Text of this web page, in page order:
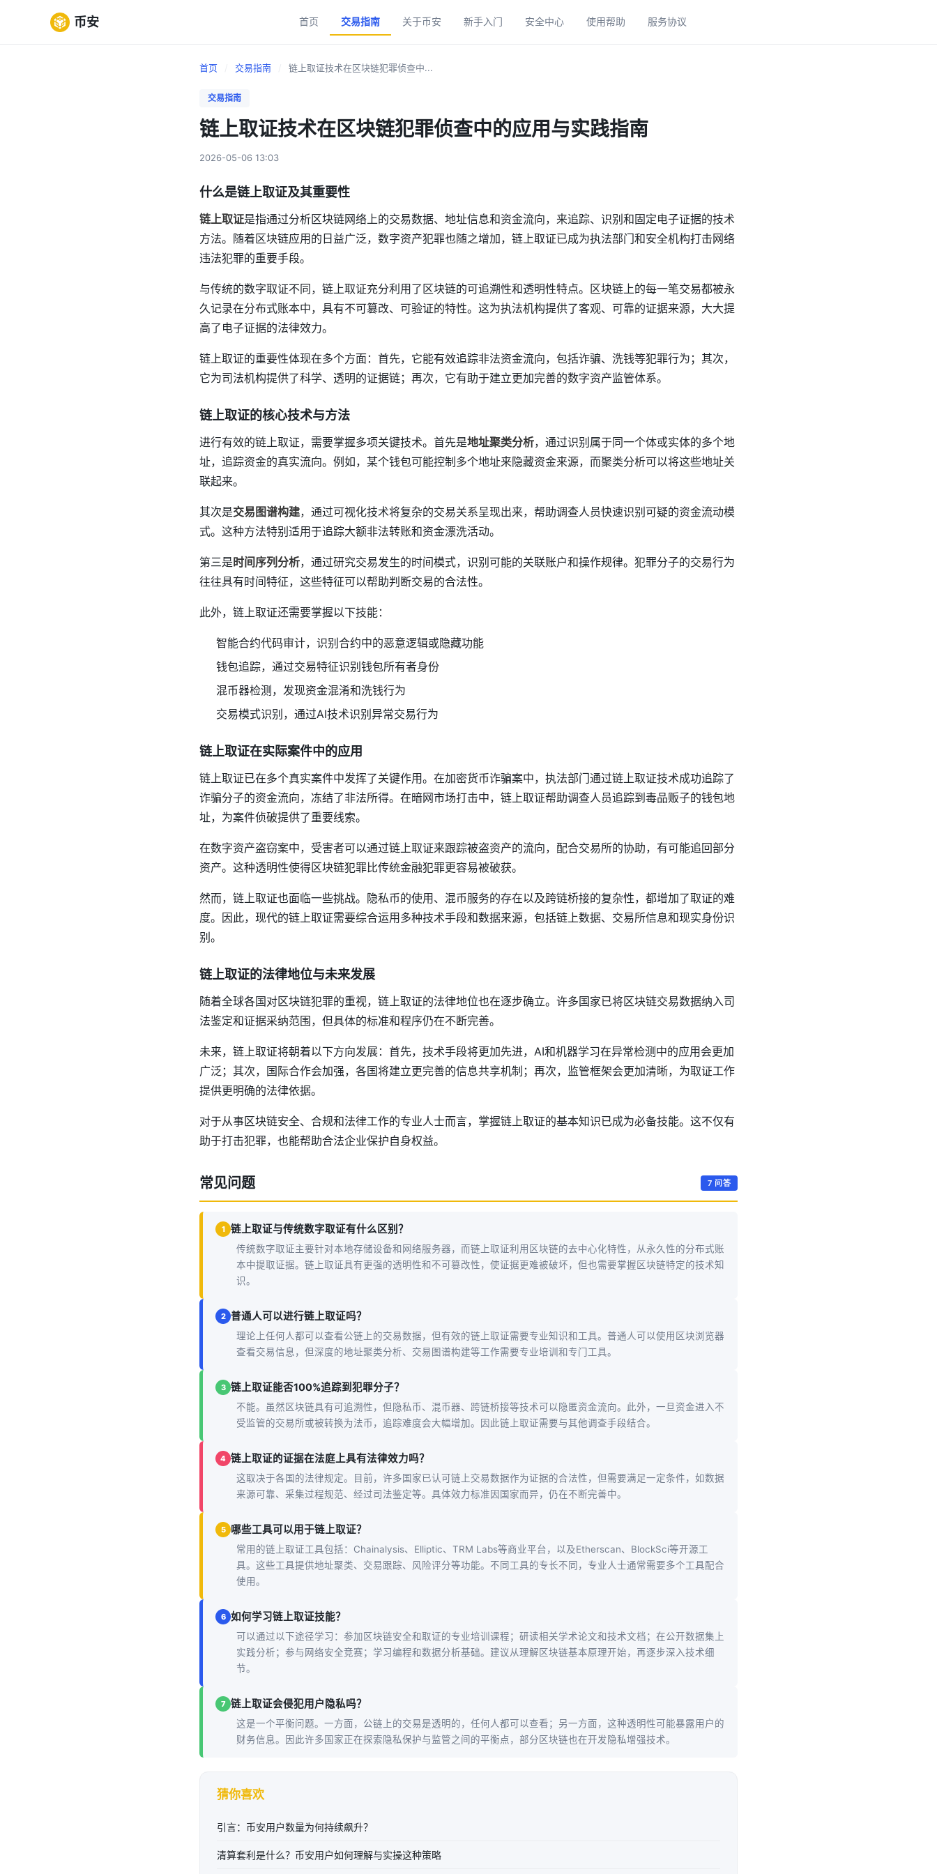
币安 首页 交易指南 关于币安 新手入门 安全中心 使用帮助 服务协议
首页 交易指南 链上取证技术在区块链犯罪侦查中...
交易指南
链上取证技术在区块链犯罪侦查中的应用与实践指南
2026-05-06 13:03
什么是链上取证及其重要性
链上取证是指通过分析区块链网络上的交易数据、地址信息和资金流向，来追踪、识别和固定电子证据的技术
方法。随着区块链应用的日益广泛，数字资产犯罪也随之增加，链上取证已成为执法部门和安全机构打击网络
违法犯罪的重要手段。
与传统的数字取证不同，链上取证充分利用了区块链的可追溯性和透明性特点。区块链上的每一笔交易都被永
久记录在分布式账本中，具有不可篡改、可验证的特性。这为执法机构提供了客观、可靠的证据来源，大大提
高了电子证据的法律效力。
链上取证的重要性体现在多个方面：首先，它能有效追踪非法资金流向，包括诈骗、洗钱等犯罪行为；其次，
它为司法机构提供了科学、透明的证据链；再次，它有助于建立更加完善的数字资产监管体系。
链上取证的核心技术与方法
进行有效的链上取证，需要掌握多项关键技术。首先是地址聚类分析，通过识别属于同一个体或实体的多个地
址，追踪资金的真实流向。例如，某个钱包可能控制多个地址来隐藏资金来源，而聚类分析可以将这些地址关
联起来。
其次是交易图谱构建，通过可视化技术将复杂的交易关系呈现出来，帮助调查人员快速识别可疑的资金流动模
式。这种方法特别适用于追踪大额非法转账和资金漂洗活动。
第三是时间序列分析，通过研究交易发生的时间模式，识别可能的关联账户和操作规律。犯罪分子的交易行为
往往具有时间特征，这些特征可以帮助判断交易的合法性。
此外，链上取证还需要掌握以下技能：
智能合约代码审计，识别合约中的恶意逻辑或隐藏功能
钱包追踪，通过交易特征识别钱包所有者身份
混币器检测，发现资金混淆和洗钱行为
交易模式识别，通过AI技术识别异常交易行为
链上取证在实际案件中的应用
链上取证已在多个真实案件中发挥了关键作用。在加密货币诈骗案中，执法部门通过链上取证技术成功追踪了
诈骗分子的资金流向，冻结了非法所得。在暗网市场打击中，链上取证帮助调查人员追踪到毒品贩子的钱包地
址，为案件侦破提供了重要线索。
在数字资产盗窃案中，受害者可以通过链上取证来跟踪被盗资产的流向，配合交易所的协助，有可能追回部分
资产。这种透明性使得区块链犯罪比传统金融犯罪更容易被破获。
然而，链上取证也面临一些挑战。隐私币的使用、混币服务的存在以及跨链桥接的复杂性，都增加了取证的难
度。因此，现代的链上取证需要综合运用多种技术手段和数据来源，包括链上数据、交易所信息和现实身份识
别。
链上取证的法律地位与未来发展
随着全球各国对区块链犯罪的重视，链上取证的法律地位也在逐步确立。许多国家已将区块链交易数据纳入司
法鉴定和证据采纳范围，但具体的标准和程序仍在不断完善。
未来，链上取证将朝着以下方向发展：首先，技术手段将更加先进，AI和机器学习在异常检测中的应用会更加
广泛；其次，国际合作会加强，各国将建立更完善的信息共享机制；再次，监管框架会更加清晰，为取证工作
提供更明确的法律依据。
对于从事区块链安全、合规和法律工作的专业人士而言，掌握链上取证的基本知识已成为必备技能。这不仅有
助于打击犯罪，也能帮助合法企业保护自身权益。
常见问题 7 问答
1 链上取证与传统数字取证有什么区别？
传统数字取证主要针对本地存储设备和网络服务器，而链上取证利用区块链的去中心化特性，从永久性的分布式账
本中提取证据。链上取证具有更强的透明性和不可篡改性，使证据更难被破坏，但也需要掌握区块链特定的技术知
识。
2 普通人可以进行链上取证吗？
理论上任何人都可以查看公链上的交易数据，但有效的链上取证需要专业知识和工具。普通人可以使用区块浏览器
查看交易信息，但深度的地址聚类分析、交易图谱构建等工作需要专业培训和专门工具。
3 链上取证能否100%追踪到犯罪分子？
不能。虽然区块链具有可追溯性，但隐私币、混币器、跨链桥接等技术可以隐匿资金流向。此外，一旦资金进入不
受监管的交易所或被转换为法币，追踪难度会大幅增加。因此链上取证需要与其他调查手段结合。
4 链上取证的证据在法庭上具有法律效力吗？
这取决于各国的法律规定。目前，许多国家已认可链上交易数据作为证据的合法性，但需要满足一定条件，如数据
来源可靠、采集过程规范、经过司法鉴定等。具体效力标准因国家而异，仍在不断完善中。
5 哪些工具可以用于链上取证？
常用的链上取证工具包括：Chainalysis、Elliptic、TRM Labs等商业平台，以及Etherscan、BlockSci等开源工
具。这些工具提供地址聚类、交易跟踪、风险评分等功能。不同工具的专长不同，专业人士通常需要多个工具配合
使用。
6 如何学习链上取证技能？
可以通过以下途径学习：参加区块链安全和取证的专业培训课程；研读相关学术论文和技术文档；在公开数据集上
实践分析；参与网络安全竞赛；学习编程和数据分析基础。建议从理解区块链基本原理开始，再逐步深入技术细
节。
7 链上取证会侵犯用户隐私吗？
这是一个平衡问题。一方面，公链上的交易是透明的，任何人都可以查看；另一方面，这种透明性可能暴露用户的
财务信息。因此许多国家正在探索隐私保护与监管之间的平衡点，部分区块链也在开发隐私增强技术。
猜你喜欢
引言：币安用户数量为何持续飙升？
清算套利是什么？币安用户如何理解与实操这种策略